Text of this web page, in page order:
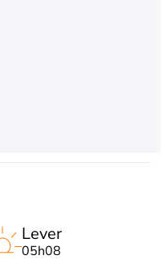
Lever
05h08